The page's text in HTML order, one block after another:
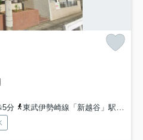
5分
東武伊勢崎線「新越谷」駅 徒歩11分